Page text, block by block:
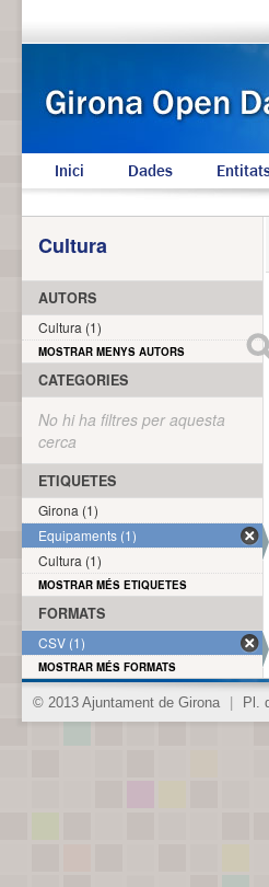
Inici Dades
Cultura
AUTORS
Cultura (1)
MOSTRAR MENYS AUTORS
CATEGORIES
No hi ha filtres per aquesta
cerca
ETIQUETES
Girona (1)
Equipaments (1)
Cultura (1)
MOSTRAR MÉS ETIQUETES
FORMATS
CSV (1)
MOSTRAR MÉS FORMATS
© 2013 Ajuntament de Girona Pl.